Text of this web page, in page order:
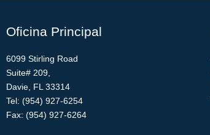
Oficina Principal
6099 Stirling Road
Suite# 209,
Davie, FL 33314
Tel: (954) 927-6254
Fax: (954) 927-6264